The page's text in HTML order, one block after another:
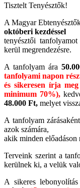
Tisztelt Tenyésztők!
A Magyar
októberi kezdéssel
tenyésztői tanfolyamot
kerül megrendezésre.
A tanfolyam ára
tanfolyami napon
és sikeresen írja
minimum 70%),
48.000 Ft, melyet
A tanfolyam
azok számára,
akik minden előadáson
Terveink szerint a
kerülnek ki, a velük
A sikeres